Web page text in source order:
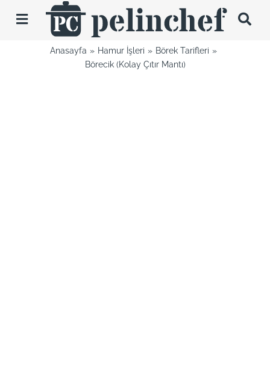
Toggle
Navigation
TariflerAnasayfa Hamur İşleri
Börek Tarifleri
Börecik (Kolay Çıtır Mantı)